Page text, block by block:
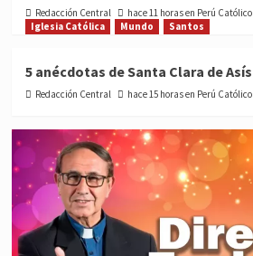
Redacción Central
hace 11 horas en Perú Católico
Iglesia Católica
Mundo Santos
5 anécdotas de Santa Clara de Asís
Redacción Central hace 15 horas en Perú Católico